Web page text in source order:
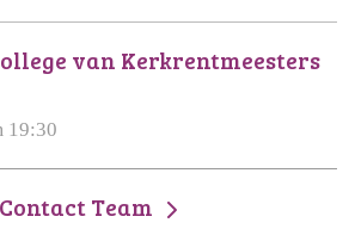
van Kerkrentmeesters
19:30
Team